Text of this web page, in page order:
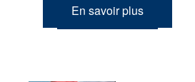
En savoir plus